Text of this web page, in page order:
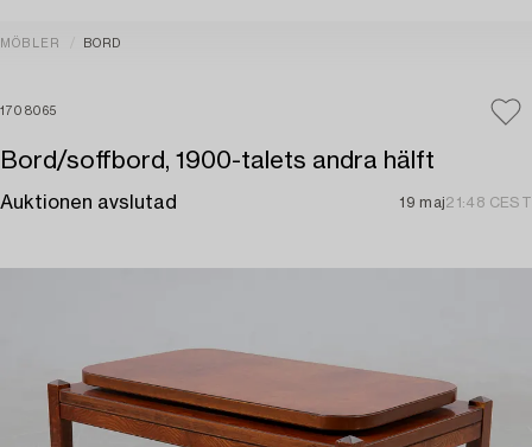
MÖBLER BORD
1708065
Bord/soffbord, 1900-talets andra hälft
Auktionen avslutad 19 maj21:48 CEST